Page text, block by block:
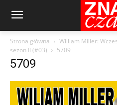
Strona główna
William Miller:
sezon II (#03)
5709
5709